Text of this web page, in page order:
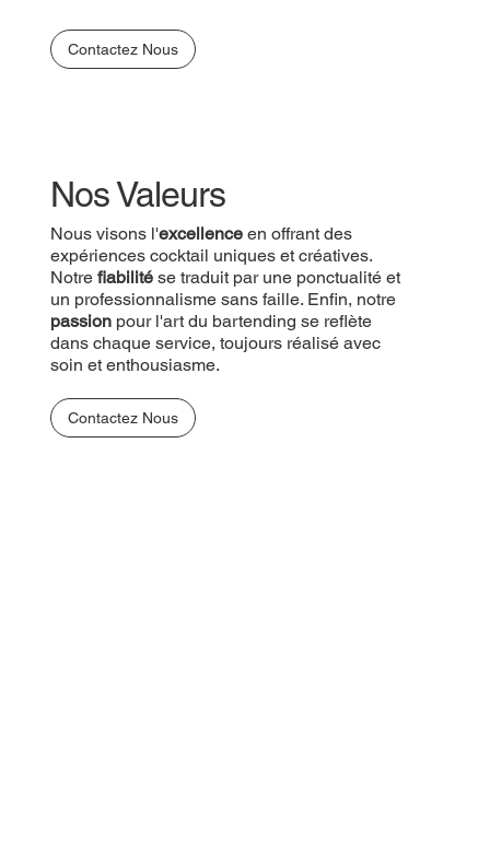
Contactez Nous
Nos Valeurs
Nous visons l'excellenceen offrant des
expériences cocktail uniques et créatives.
Notre fiabilité se traduit par une ponctualité et
un professionnalisme sans faille. Enfin, notre
passionpour l'art du bartending se reflète
dans chaque service, toujours réalisé avec
soin et enthousiasme.
Contactez Nous